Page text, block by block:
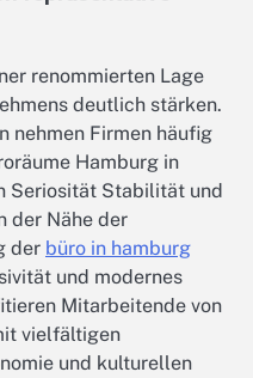
renommierten Lage
deutlich stärken.
nehmen Firmen häufig
Hamburg in
Seriosität Stabilität und
der Nähe der
der büro in hamburg
und modernes
Mitarbeitende von
vielfältigen
und kulturellen